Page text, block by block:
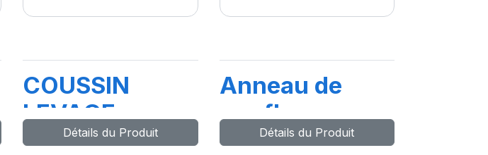
COUSSIN
LEVAGE
PNEUMATIQUE
Détails du Produit
Anneau de
gonflage
22.5''Détails du Produit